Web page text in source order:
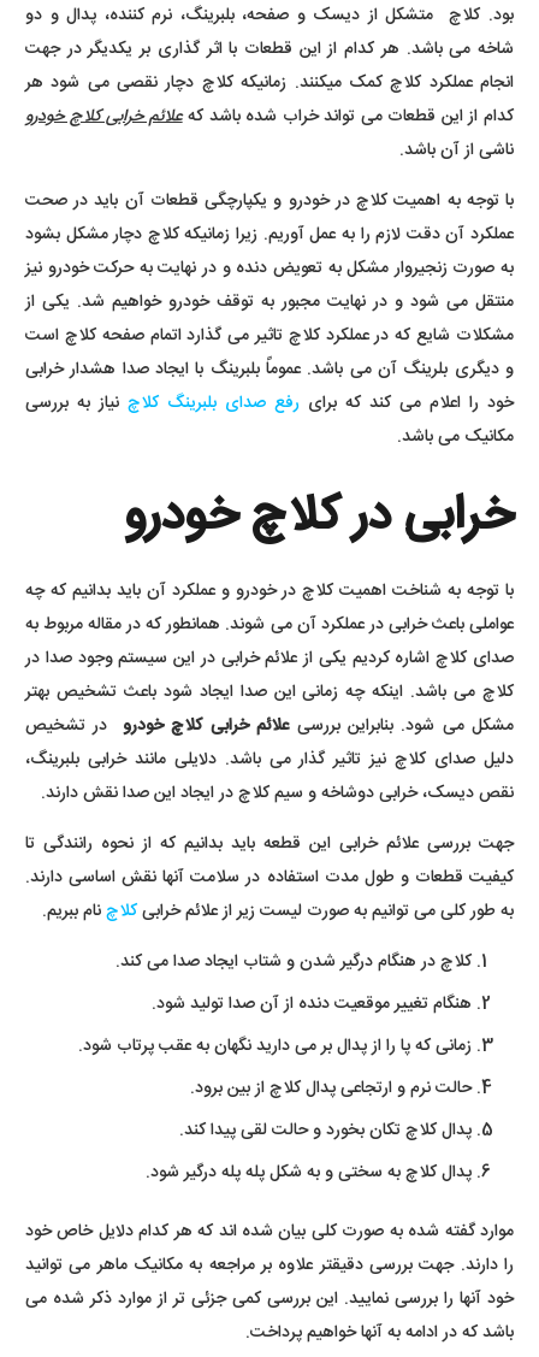
بود. کلاچ متشکل از دیسک و صفحه، بلبرینگ، نرم کننده، پدال و دو
شاخه می باشد. هر کدام از این قطعات با اثر گذاری بر یکدیگر در جهت
انجام عملکرد کلاچ کمک میکنند. زمانیکه کلاچ دچار نقصی می شود هر
کدام از این قطعات می تواند خراب شده باشد کهعلائم خرابی کلاچ خودرو
ناشی از آن باشد.
با توجه به اهمیت کلاچ در خودرو و یکپارچگی قطعات آن باید در صحت
عملکرد آن دقت لازم را به عمل آوریم. زیرا زمانیکه کلاچ دچار مشکل بشود
به صورت زنجیروار مشکل به تعویض دنده و در نهایت به حرکت خودرو نیز
منتقل می شود و در نهایت مجبور به توقف خودرو خواهیم شد. یکی از
مشکلات شایع که در عملکرد کلاچ تاثیر می گذارد اتمام صفحه کلاچ است
و دیگری بلرینگ آن می باشد. عموماً بلبرینگ با ایجاد صدا هشدار خرابی
خود را اعلام می کند که برای رفع صدای بلبرینگ کلاچ نیاز به بررسی
مکانیک می باشد.
خرابی در کلاچ خودرو
با توجه به شناخت اهمیت کلاچ در خودرو و عملکرد آن باید بدانیم که چه
عواملی باعث خرابی در عملکرد آن می شوند. همانطور که در مقاله مربوط به
صدای کلاچ اشاره کردیم یکی از علائم خرابی در این سیستم وجود صدا در
کلاچ می باشد. اینکه چه زمانی این صدا ایجاد شود باعث تشخیص بهتر
مشکل می شود. بنابراین بررسیعلائم خرابی کلاچ خودرودر تشخیص
دلیل صدای کلاچ نیز تاثیر گذار می باشد. دلایلی مانند خرابی بلبرینگ،
نقص دیسک، خرابی دوشاخه و سیم کلاچ در ایجاد این صدا نقش دارند.
جهت بررسی علائم خرابی این قطعه باید بدانیم که از نحوه رانندگی تا
کیفیت قطعات و طول مدت استفاده در سلامت آنها نقش اساسی دارند.
به طور کلی می توانیم به صورت لیست زیر از علائم خرابیکلاچنام ببریم.
کلاچ در هنگام درگیر شدن و شتاب ایجاد صدا می کند.
هنگام تغییر موقعیت دنده از آن صدا تولید شود.
زمانی که پا را از پدال بر می دارید نگهان به عقب پرتاب شود.
حالت نرم و ارتجاعی پدال کلاچ از بین برود.
پدال کلاچ تکان بخورد و حالت لقی پیدا کند.
پدال کلاچ به سختی و به شکل پله پله درگیر شود.
موارد گفته شده به صورت کلی بیان شده اند که هر کدام دلایل خاص خود
را دارند. جهت بررسی دقیقتر علاوه بر مراجعه به مکانیک ماهر می توانید
خود آنها را بررسی نمایید. این بررسی کمی جزئی تر از موارد ذکر شده می
باشد که در ادامه به آنها خواهیم پرداخت.